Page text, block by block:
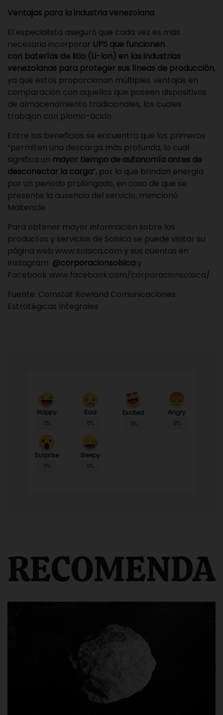
Ventajas para la industria venezolana
El especialista aseguró que cada vez es más
necesario incorporar UPS que funcionen
con baterías de litio (Li-Ion) en las industrias
venezolanas para proteger sus líneas de producción,
ya que estos proporcionan múltiples ventajas en
comparación con aquellos que poseen dispositivos
de almacenamiento tradicionales, los cuales
trabajan con plomo-ácido.
Entre los beneficios se encuentra que los primeros
“permiten una descarga más profunda, lo cual
significa un mayor tiempo de autonomía antes de
desconectar la carga”, por lo que brindan energía
por un periodo prolongado, en caso de que se
presente la ausencia del servicio, mencionó
Makencie.
Para obtener mayor información sobre los
productos y servicios de Solsica se puede visitar su
página web www.solsica.com y sus cuentas en
Instagram @corporacionsolsica y
Facebook www.facebook.com/corporacionsolsica/
Fuente: Comstat Rowland Comunicaciones
Estratégicas Integrales
Happy
0%
Sad
0%
Excited
0%
Angry
0%
Surprise
0%
Sleepy
0%